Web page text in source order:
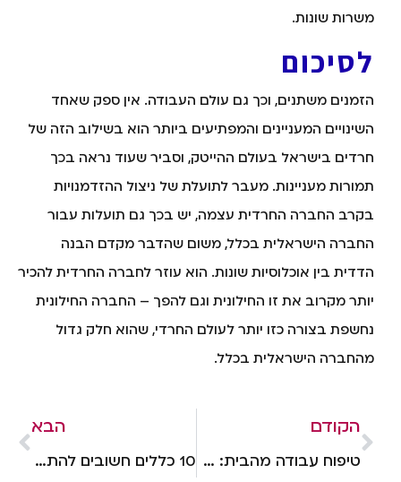
משרות שונות.
לסיכום
הזמנים משתנים, וכך גם עולם העבודה. אין ספק שאחד
השינויים המעניינים והמפתיעים ביותר הוא בשילוב הזה של
חרדים בישראל בעולם ההייטק, וסביר שעוד נראה בכך
תמורות מעניינות. מעבר לתועלת של ניצול ההזדמנויות
בקרב החברה החרדית עצמה, יש בכך גם תועלות עבור
החברה הישראלית בכלל, משום שהדבר מקדם הבנה
הדדית בין אוכלוסיות שונות. הוא עוזר לחברה החרדית להכיר
יותר מקרוב את זו החילונית וגם להפך – החברה החילונית
נחשפת בצורה כזו יותר לעולם החרדי, שהוא חלק גדול
מהחברה הישראלית בכלל.
הקודם
טיפוח עבודה מהבית: הדרך להצלחה מרחוק
הבא
10 כללים חשובים להתנהלות כלכלית נכונה בעולם העסקים